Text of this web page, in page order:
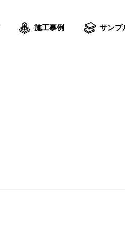
施工事例 サンプ